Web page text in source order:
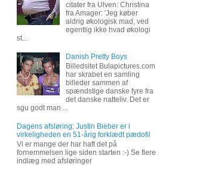
citater fra Ulven: Christina
fra Amager: 'Jeg køber
aldrig økologisk mad, ved
egentlig ikke hvad økologi
st...
Danish Pretty Boys
Billedsitet Bulapictures.com
har skrabet en samling
billeder sammen af
spændstige danske fyre fra
det danske natteliv. Det er
sgu godt man ...
Dagens afsløring: Justin Bieber er i
virkeligheden en 51-årig forklædt pædofil
Vi er mange der har haft det på
fornemmelsen lige siden starten :-) Se flere
indlæg med afsløringer